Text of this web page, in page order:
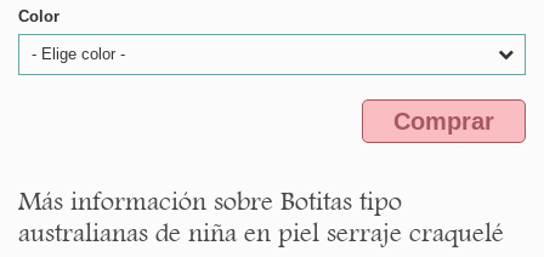
Color
- Elige color -
Comprar
Más información sobre Botitas tipo
australianas de niña en piel serraje craquelé